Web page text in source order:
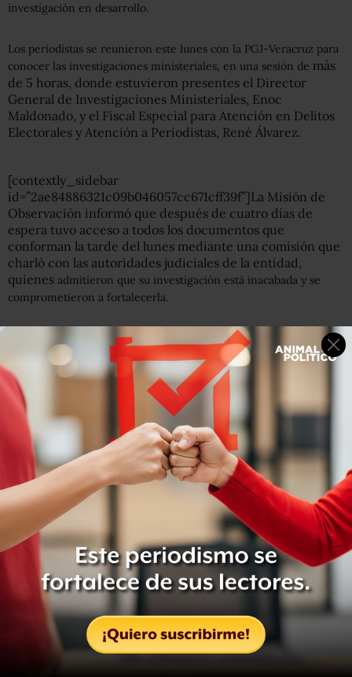
investigación en desarrollo.
Los periodistas se reunieron este lunes con la PGJ-Veracruz para
conocer las investigaciones ministeriales, en una sesión de más
de 5 horas, donde estuvieron presentes el Director
General de Investigaciones Ministeriales, Enoc
Maldonado, y el Fiscal Especial para Atención en Delitos
Electorales y Atención a Periodistas, René Álvarez.
[contextly_sidebar
id=”2ae84886321c09b046057cc671cff39f”]La Misión de
Observación informó que después de cuatro días de
espera tuvo acceso a todos los documentos que
conforman la tarde del lunes mediante una comisión que
charló con las autoridades judiciales de la entidad,
quienes admitieron que su investigación está inacabada y se
comprometieron a fortalecerla.
Además, la evaluación completa sobre el expediente, así
como las recomendaciones que hicieron los periodistas
sobre el mismo, se van a integrar a un informe global de la
Misión de Observación, que se dará a conocer el 5 de
marzo, un mes despúes del secuestro de nuestro colega.